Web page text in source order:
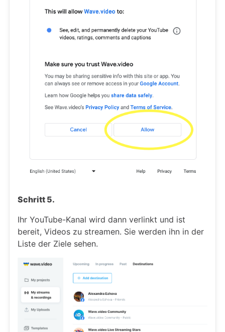
Schritt 5.
Ihr YouTube-Kanal wird dann verlinkt und ist
bereit, Videos zu streamen. Sie werden ihn in der
Liste der Ziele sehen.